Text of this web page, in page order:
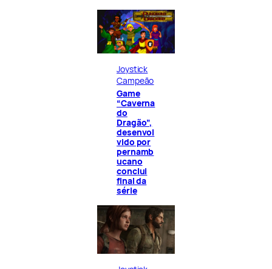
Joystick
Campeão
Game
“Caverna
do
Dragão”,
desenvol
vido por
pernamb
ucano
conclui
final da
série